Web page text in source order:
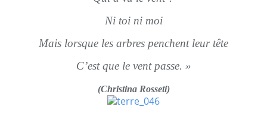
Ni toi ni moi
Mais lorsque les arbres penchent leur tête
C’est que le vent passe. »
(Christina Rosseti)